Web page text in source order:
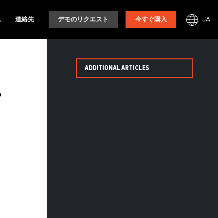
連絡先 デモのリクエスト 今すぐ購入 JA
ADDITIONAL ARTICLES